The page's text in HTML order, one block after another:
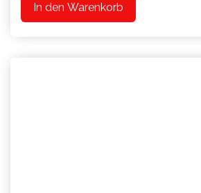
In den Warenkorb